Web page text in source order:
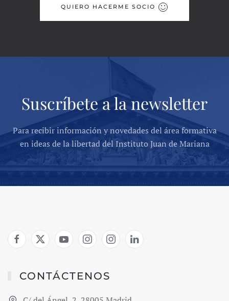
QUIERO HACERME SOCIO
Suscríbete a la newsletter
Para recibir información y novedades del área formativa
en ideas de la libertad del Instituto Juan de Mariana
CONTÁCTENOS